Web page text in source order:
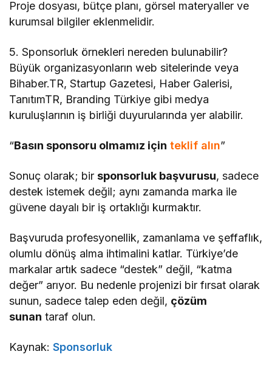
Proje dosyası, bütçe planı, görsel materyaller ve
kurumsal bilgiler eklenmelidir.
5. Sponsorluk örnekleri nereden bulunabilir?
Büyük organizasyonların web sitelerinde veya
Bihaber.TR, Startup Gazetesi, Haber Galerisi,
TanıtımTR, Branding Türkiye gibi medya
kuruluşlarının iş birliği duyurularında yer alabilir.
“Basın sponsoru olmamız için teklif alın”
Sonuç olarak; birsponsorluk başvurusu, sadece
destek istemek değil; aynı zamanda marka ile
güvene dayalı bir iş ortaklığı kurmaktır.
Başvuruda profesyonellik, zamanlama ve şeffaflık,
olumlu dönüş alma ihtimalini katlar. Türkiye’de
markalar artık sadece “destek” değil, “katma
değer” arıyor. Bu nedenle projenizi bir fırsat olarak
sunun, sadece talep eden değil, çözüm
sunan taraf olun.
Kaynak:Sponsorluk